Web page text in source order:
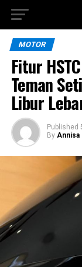
MOTOR
Fitur
Teman
Libur
Published
By Annisa